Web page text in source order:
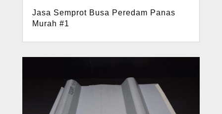
Jasa Semprot Busa Peredam Panas
Murah #1